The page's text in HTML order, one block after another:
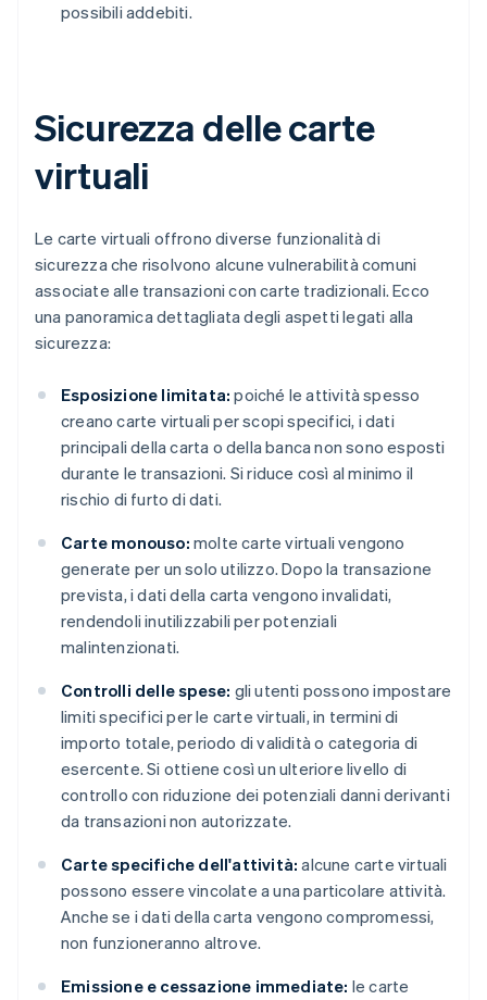
possibili addebiti.
Sicurezza delle carte
virtuali
Le carte virtuali offrono diverse funzionalità di
sicurezza che risolvono alcune vulnerabilità comuni
associate alle transazioni con carte tradizionali. Ecco
una panoramica dettagliata degli aspetti legati alla
sicurezza:
Esposizione limitata: poiché le attività spesso
creano carte virtuali per scopi specifici, i dati
principali della carta o della banca non sono esposti
durante le transazioni. Si riduce così al minimo il
rischio di furto di dati.
Carte monouso: molte carte virtuali vengono
generate per un solo utilizzo. Dopo la transazione
prevista, i dati della carta vengono invalidati,
rendendoli inutilizzabili per potenziali
malintenzionati.
Controlli delle spese: gli utenti possono impostare
limiti specifici per le carte virtuali, in termini di
importo totale, periodo di validità o categoria di
esercente. Si ottiene così un ulteriore livello di
controllo con riduzione dei potenziali danni derivanti
da transazioni non autorizzate.
Carte specifiche dell'attività: alcune carte virtuali
possono essere vincolate a una particolare attività.
Anche se i dati della carta vengono compromessi,
non funzioneranno altrove.
Emissione e cessazione immediate: le carte